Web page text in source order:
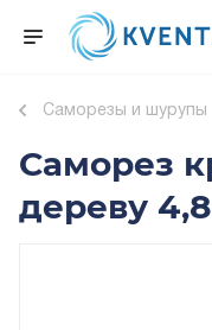
Саморезы и шурупы
Саморез
дереву